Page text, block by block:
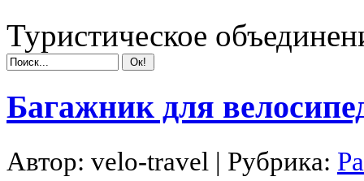
Туристическое
Багажник для
Автор: velo-travel | Рубрика: